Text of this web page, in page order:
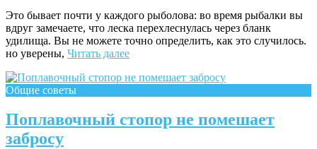
Это бывает почти у каждого рыболова: во время рыбалки вы
вдруг замечаете, что леска перехлеснулась через бланк
удилища. Вы не можете точно определить, как это случи­лось.
но уверены, Читать далее
Общие советы
Поплавочный стопор не помешает
забросу